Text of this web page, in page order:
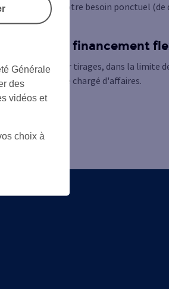
adapté à votre besoin ponctuel (de
de financement
et simple par tirages, dans la limite
avec votre chargé d'affaires.
Générale
des
vidéos et
choix à